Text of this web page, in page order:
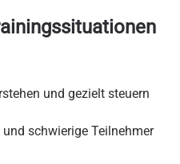
und gezielt steuern
schwierige Teilnehmer